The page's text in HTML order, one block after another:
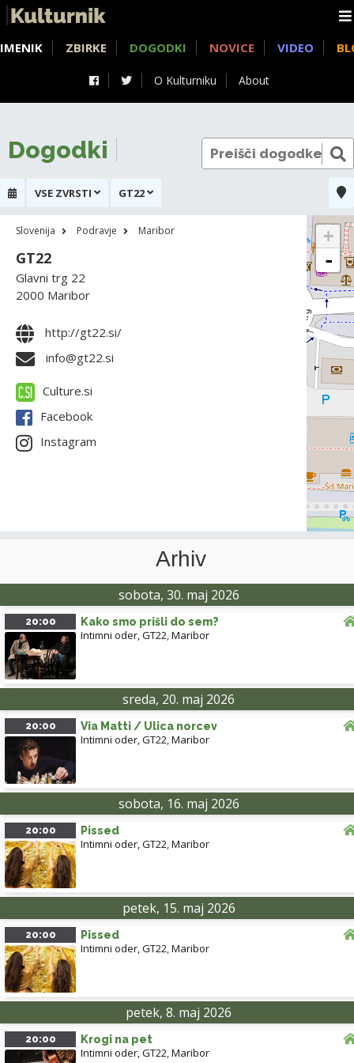
O Kulturniku About
IMENIK ZBIRKE DOGODKI NOVICE VIDEO
Dogodki
VSE ZVRSTI GT22
Slovenija Podravje Maribor
GT22
Glavni trg 22
2000 Maribor
http://gt22.si/
info@gt22.si
Culture.si
Facebook
Instagram
+
-
Arhiv
sobota, 30. maj 2026
20:00 Kako smo prišli do sem?
Intimni oder, GT22,Maribor
sreda, 20. maj 2026
20:00 Via Matti / Ulica norcev
Intimni oder, GT22,Maribor
sobota, 16. maj 2026
20:00 Pissed
Intimni oder, GT22,Maribor
petek, 15. maj 2026
20:00 Pissed
Intimni oder, GT22,Maribor
petek, 8. maj 2026
20:00 Krogi na pet
Intimni oder, GT22,Maribor